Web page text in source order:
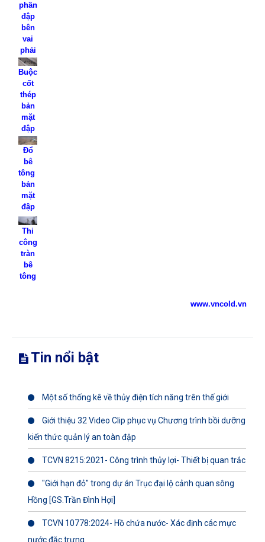
phần
đập
bên
vai
phải
Buộc
cốt
thép
bản
mặt
đập
Đổ
bê
tông
bản
mặt
đập
Thi
công
tràn
bê
tông
www.vncold.vn
Tin nổi bật
Một số thống kê về thủy điện tích năng trên thế giới
Giới thiệu 32 Video Clip phục vụ Chương trình bồi dưỡng
kiến thức quản lý an toàn đập
TCVN 8215:2021- Công trình thủy lợi- Thiết bị quan trắc
"Giới hạn đỏ" trong dự án Trục đại lộ cảnh quan sông
Hồng [GS.Trần Đình Hợi]
TCVN 10778:2024- Hồ chứa nước- Xác định các mực
nước đặc trưng